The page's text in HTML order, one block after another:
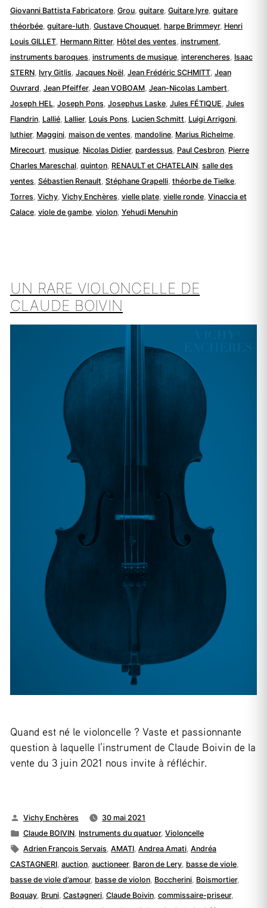
Giovanni Battista Fabricatore, Grou, guitare, Guitare lyre, guitare
théorbée, guitare-luth Gustave Chouquet harpe Brimmeyr, Henri
Louis GILLET, Hermann Ritter, Hôtel des ventes instrument
instruments baroques instruments de musique, interencheres Isaac
STERN, Ivry Gitlis Jacques Noël, Jean Frédéric SCHMITT, Jean
Ouvrard Jean Pfeiffer, Jean VOBOAM, Jean-Nicolas Lambert
Joseph HEL Joseph Pons Josephus Laske, Jules FÉTIQUE Jules
Flandrin, Lallié, Lallier, Louis Pons Lucien Schmitt Luigi Arrigoni,
luthier, Maggini, maison de ventes mandoline, Marius Richelme,
Mirecourt musique, Nicolas Didier, pardessus Paul Cesbron, Pierre
Charles Mareschal, quinton, RENAULT et CHATELAIN, salle des
ventes Sébastien Renault Stéphane Grapelli, théorbe de Tielke,
Torres Vichy, Vichy Enchères vielle plate, vielle ronde, Vinaccia et
Calace, viole de gambe, violon, Yehudi Menuhin
UN RARE VIOLONCELLE DE
CLAUDE BOIVIN
Quand est né le violoncelle ? Vaste et passionnante
question à laquelle l’instrument de Claude Boivin de la
vente du 3 juin 2021 nous invite à réfléchir.
Publié
par
Vichy Enchères
30 mai 2021
Publié
dans
Claude BOIVIN Instruments du quatuor,Violoncelle
Étiquettes :
Adrien François Servais ,AMATI ,Andrea Amati ,Andréa
CASTAGNERI, auction, auctioneer, Baron de Lery, basse de viole,
basse de viole d’amour, basse de violon, Boccherini, Boismortier,
Boquay, Bruni, Castagneri, Claude Boivin, commissaire-priseur,